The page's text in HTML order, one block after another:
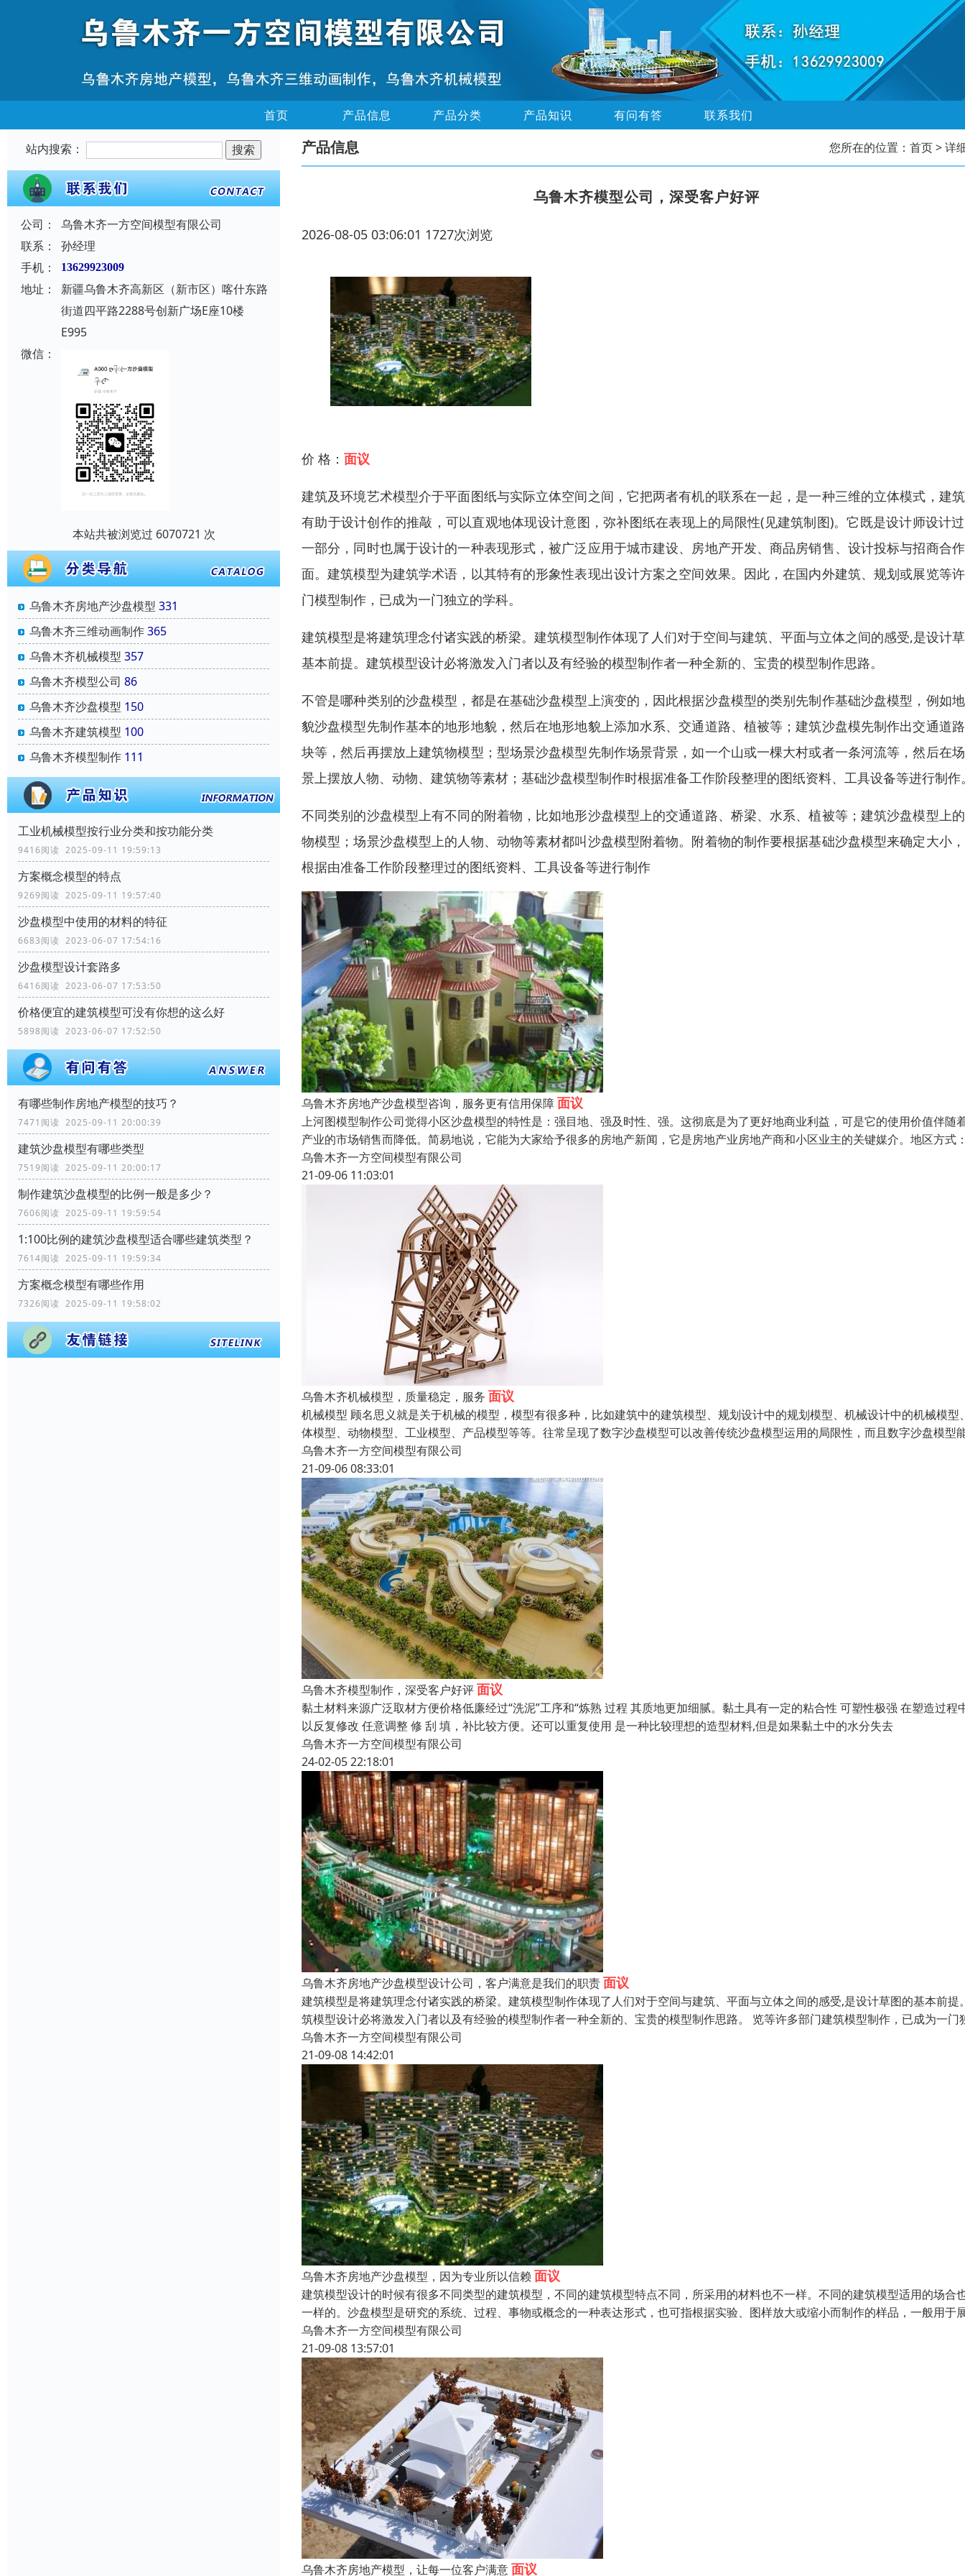
首页 产品信息 产品分类 产品知识 有问有答 联系我们
站内搜索：
公司：
乌鲁木齐一方空间模型有限公司
联系：
孙经理
手机：
13629923009
地址：
新疆乌鲁木齐高新区（新市区）喀什东路
街道四平路2288号创新广场E座10楼
E995
微信：
本站共被浏览过 6070721 次
乌鲁木齐房地产沙盘模型 331
乌鲁木齐三维动画制作365
乌鲁木齐机械模型 357
乌鲁木齐模型公司 86
乌鲁木齐沙盘模型 150
乌鲁木齐建筑模型 100
乌鲁木齐模型制作 111
工业机械模型按行业分类和按功能分类
9416阅读 2025-09-11 19:59:13
方案概念模型的特点
9269阅读 2025-09-11 19:57:40
沙盘模型中使用的材料的特征
6683阅读 2023-06-07 17:54:16
沙盘模型设计套路多
6416阅读 2023-06-07 17:53:50
价格便宜的建筑模型可没有你想的这么好
5898阅读 2023-06-07 17:52:50
有哪些制作房地产模型的技巧？
7471阅读 2025-09-11 20:00:39
建筑沙盘模型有哪些类型
7519阅读 2025-09-11 20:00:17
制作建筑沙盘模型的比例一般是多少？
7606阅读 2025-09-11 19:59:54
1:100比例的建筑沙盘模型适合哪些建筑类型？
7614阅读 2025-09-11 19:59:34
方案概念模型有哪些作用
7326阅读 2025-09-11 19:58:02
产品信息 您所在的位置： 首页> 详
乌鲁木齐模型公司，深受客户好评
2026-08-05 03:06:01 1727次浏览
价 格： 面议
建筑及环境艺术模型介于平面图纸与实际立体空间之间，它把两者有机的联系在一起，是一种三维的立体模式，建
有助于设计创作的推敲，可以直观地体现设计意图，弥补图纸在表现上的局限性(见建筑制图)。它既是设计师设计
一部分，同时也属于设计的一种表现形式，被广泛应用于城市建设、房地产开发、商品房销售、设计投标与招商合
面。建筑模型为建筑学术语，以其特有的形象性表现出设计方案之空间效果。因此，在国内外建筑、规划或展览等
门模型制作，已成为一门独立的学科。
建筑模型是将建筑理念付诸实践的桥梁。建筑模型制作体现了人们对于空间与建筑、平面与立体之间的感受,是设计
基本前提。建筑模型设计必将激发入门者以及有经验的模型制作者一种全新的、宝贵的模型制作思路。
不管是哪种类别的沙盘模型，都是在基础沙盘模型上演变的，因此根据沙盘模型的类别先制作基础沙盘模型，例如
貌沙盘模型先制作基本的地形地貌，然后在地形地貌上添加水系、交通道路、植被等；建筑沙盘模先制作出交通道
块等，然后再摆放上建筑物模型；型场景沙盘模型先制作场景背景，如一个山或一棵大村或者一条河流等，然后在
景上摆放人物、动物、建筑物等素材；基础沙盘模型制作时根据准备工作阶段整理的图纸资料、工具设备等进行制作
不同类别的沙盘模型上有不同的附着物，比如地形沙盘模型上的交通道路、桥梁、水系、植被等；建筑沙盘模型上
物模型；场景沙盘模型上的人物、动物等素材都叫沙盘模型附着物。附着物的制作要根据基础沙盘模型来确定大小
根据由准备工作阶段整理过的图纸资料、工具设备等进行制作
乌鲁木齐房地产沙盘模型咨询，服务更有信用保障面议
上河图模型制作公司觉得小区沙盘模型的特性是：强目地、强及时性、强。这彻底是为了更好地商业利益，可是它的使用价值伴随
产业的市场销售而降低。简易地说，它能为大家给予很多的房地产新闻，它是房地产业房地产商和小区业主的关键媒介。地区方式
乌鲁木齐一方空间模型有限公司
21-09-06 11:03:01
乌鲁木齐机械模型，质量稳定，服务 面议
机械模型 顾名思义就是关于机械的模型，模型有很多种，比如建筑中的建筑模型、规划设计中的规划模型、机械设计中的机械模型
体模型、动物模型、工业模型、产品模型等等。往常呈现了数字沙盘模型可以改善传统沙盘模型运用的局限性，而且数字沙盘模型
乌鲁木齐一方空间模型有限公司
21-09-06 08:33:01
乌鲁木齐模型制作，深受客户好评面议
黏土材料来源广泛取材方便价格低廉经过“洗泥”工序和“炼熟 过程 其质地更加细腻。黏土具有一定的粘合性 可塑性极强 在塑造过程
以反复修改 任意调整 修 刮 填，补比较方便。还可以重复使用 是一种比较理想的造型材料,但是如果黏土中的水分失去
乌鲁木齐一方空间模型有限公司
24-02-05 22:18:01
乌鲁木齐房地产沙盘模型设计公司，客户满意是我们的职责面议
建筑模型是将建筑理念付诸实践的桥梁。建筑模型制作体现了人们对于空间与建筑、平面与立体之间的感受,是设计草图的基本前提
筑模型设计必将激发入门者以及有经验的模型制作者一种全新的、宝贵的模型制作思路。 览等许多部门建筑模型制作，已成为一门
乌鲁木齐一方空间模型有限公司
21-09-08 14:42:01
乌鲁木齐房地产沙盘模型，因为专业所以信赖 面议
建筑模型设计的时候有很多不同类型的建筑模型，不同的建筑模型特点不同，所采用的材料也不一样。不同的建筑模型适用的场合
一样的。沙盘模型是研究的系统、过程、事物或概念的一种表达形式，也可指根据实验、图样放大或缩小而制作的样品，一般用于
乌鲁木齐一方空间模型有限公司
21-09-08 13:57:01
乌鲁木齐房地产模型，让每一位客户满意面议